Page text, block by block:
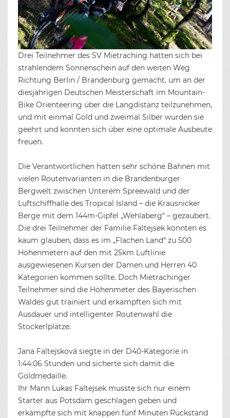
Drei Teilnehmer des SV Mietraching hatten sich bei
strahlendem Sonnenschein auf den weiten Weg
Richtung Berlin / Brandenburg gemacht, um an der
diesjährigen Deutschen Meisterschaft im Mountain-
Bike Orienteering über die Langdistanz teilzunehmen,
und mit einmal Gold und zweimal Silber wurden sie
geehrt und konnten sich über eine optimale Ausbeute
freuen.
Die Verantwortlichen hatten sehr schöne Bahnen mit
vielen Routenvarianten in die Brandenburger
Bergwelt zwischen Unterem Spreewald und der
Luftschiffhalle des Tropical Island – die Krausnicker
Berge mit dem 144m-Gipfel „Wehlaberg“ – gezaubert.
Die drei Teilnehmer der Familie Faltejsek konnten es
kaum glauben, dass es im „Flachen Land“ zu 500
Höhenmetern auf den mit 25km Luftlinie
ausgewiesenen Kursen der Damen und Herren 40
Kategorien kommen sollte. Doch Mietrachinger
Teilnehmer sind die Höhenmeter des Bayerischen
Waldes gut trainiert und erkämpften sich mit
Ausdauer und intelligenter Routenwahl die
Stockerlplätze.
Jana Faltejsková siegte in der D40-Kategorie in
1:44:06 Stunden und sicherte sich damit die
Goldmedaille.
Ihr Mann Lukas Faltejsek musste sich nur einem
Starter aus Potsdam geschlagen geben und
erkämpfte sich mit knappen fünf Minuten Rückstand